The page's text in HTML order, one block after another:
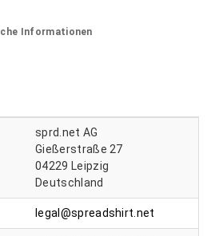
Informationen
sprd.net AG
Gießerstraße 27
04229 Leipzig
Deutschland
legal@spreadshirt.net